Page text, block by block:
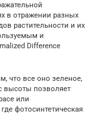
в отражении разных
растительности и их
и
Difference
что все оно зеленое,
высоты позволяет
или
фотосинтетическая